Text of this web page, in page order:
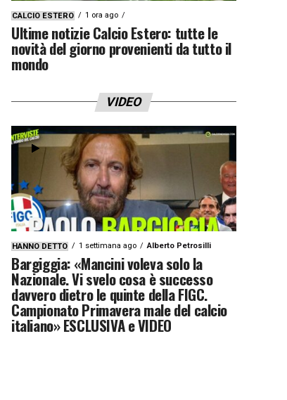
CALCIO ESTERO 1 ora ago
Ultime notizie Calcio Estero: tutte le
novità del giorno provenienti da tutto il
mondo
VIDEO
HANNO DETTO 1 settimana ago Alberto Petrosilli
Bargiggia: «Mancini voleva solo la
Nazionale. Vi svelo cosa è successo
davvero dietro le quinte della FIGC.
Campionato Primavera male del calcio
italiano» ESCLUSIVA e VIDEO